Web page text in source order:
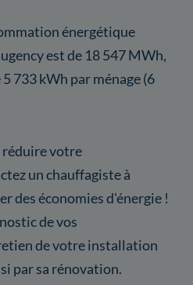
énergétique
est de 18 547 MWh,
733 kWh par ménage (6
réduire votre
un chauffagiste à
des économies d'énergie !
de vos
de votre installation
par sa rénovation.